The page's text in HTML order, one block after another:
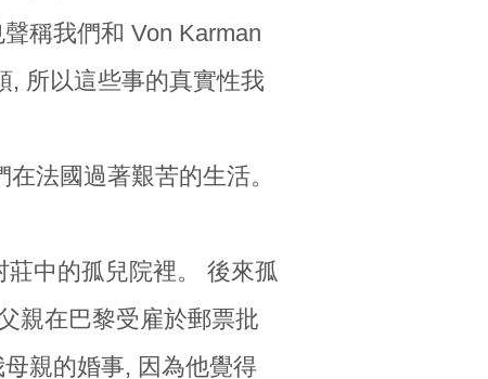
稱我們和 Von Karman
, 所以這些事的真實性我
法國過著艱苦的生活。
中的孤兒院裡。 後來孤
親在巴黎受雇於郵票批
親的婚事, 因為他覺得